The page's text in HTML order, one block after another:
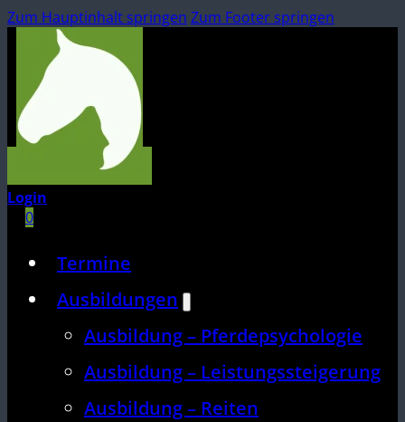
Zum Hauptinhalt springen Zum Footer springen
Login
0
Termine
Ausbildungen
Ausbildung – Pferdepsychologie
Ausbildung – Leistungssteigerung
Ausbildung – Reiten